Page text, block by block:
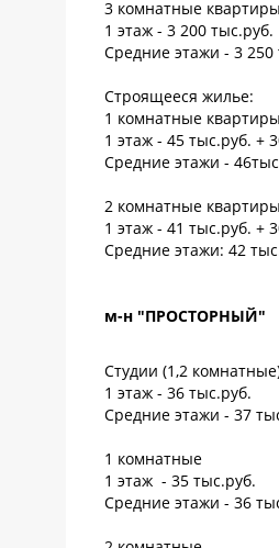
3 комнатные
1 этаж - 3 200 тыс.руб.
Средние этажи - 3 250
Строящееся жилье:
1 комнатные
1 этаж - 45 тыс.руб. +
Средние этажи -
2 комнатные
1 этаж - 41 тыс.руб. +
Средние этажи: 42
м-н "ПРОСТОРНЫЙ"
Студии (1,2
1 этаж - 36 тыс.руб.
Средние этажи - 37
1 комнатные
1 этаж - 35 тыс.руб.
Средние этажи - 36